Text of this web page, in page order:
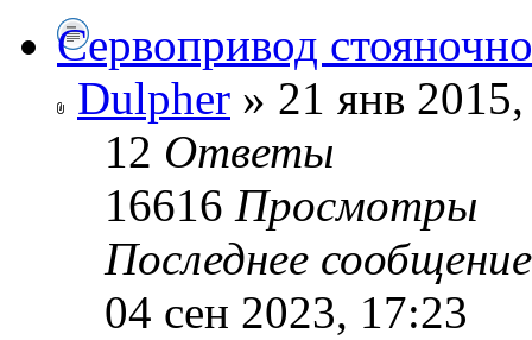
Сервопривод
Dulpher » 21 янв
12 Ответы
16616 Просмотры
Последнее
04 сен 2023, 17:23